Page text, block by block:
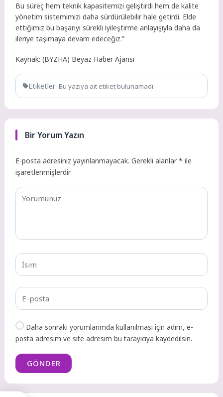
Bu süreç hem teknik kapasitemizi geliştirdi hem de kalite
yönetim sistemimizi daha sürdürülebilir hale getirdi. Elde
ettiğimiz bu başarıyı sürekli iyileştirme anlayışıyla daha da
ileriye taşımaya devam edeceğiz.”
Kaynak: (BYZHA) Beyaz Haber Ajansı
Etiketler :Bu yazıya ait etiket bulunamadı.
Bir Yorum Yazın
E-posta adresiniz yayınlanmayacak. Gerekli alanlar* ile
işaretlenmişlerdir
Daha sonraki yorumlarımda kullanılması için adım, e-
posta adresim ve site adresim bu tarayıcıya kaydedilsin.
GÖNDER